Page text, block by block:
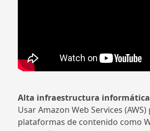
Alta infraestructura informática
Usar Amazon Web Services
plataformas de contenido como